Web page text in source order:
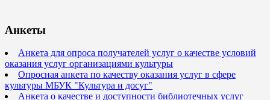
Анкеты
Анкета для опроса получателей услуг о качестве условий
оказания услуг организациями культуры
Опросная анкета по качеству оказания услуг в сфере
культуры МБУК "Культура и досуг"
Анкета о качестве и доступности библиотечных услуг